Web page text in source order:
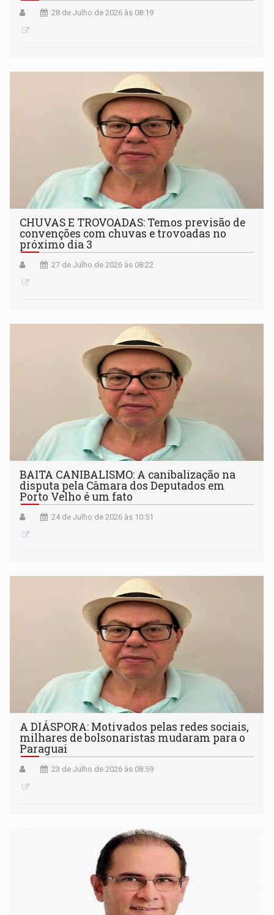
28 de Julho de 2026 às 08:19
CHUVAS E TROVOADAS: Temos previsão de
convenções com chuvas e trovoadas no
próximo dia 3
27 de Julho de 2026 às 08:22
BAITA CANIBALISMO: A canibalização na
disputa pela Câmara dos Deputados em
Porto Velho é um fato
24 de Julho de 2026 às 10:51
A DIÁSPORA: Motivados pelas redes sociais,
milhares de bolsonaristas mudaram para o
Paraguai
23 de Julho de 2026 às 08:59